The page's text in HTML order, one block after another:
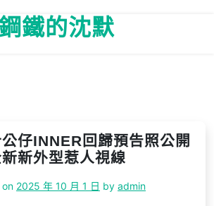
鐵的沈默
仔INNER回歸預告照公開
新外型惹人視線
on 2025 年 10 月 1 日 by admin